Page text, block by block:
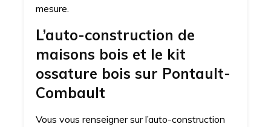
mesure.
L’auto-construction de
maisons bois et le kit
ossature bois sur Pontault-
Combault
Vous vous renseigner sur l’auto-construction